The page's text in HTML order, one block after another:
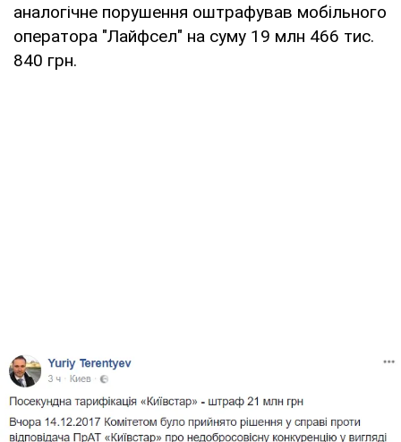
аналогічне порушення оштрафував мобільного
оператора "Лайфсел" на суму 19 млн 466 тис.
840 грн.